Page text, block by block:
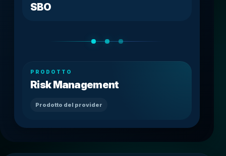
SBO
PRODOTTO
Risk Management
Prodotto del provider